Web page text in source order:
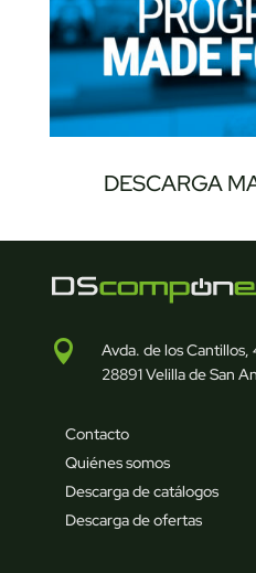
DESCARGA

Avda. de los Cantillos,
28891 Velilla de San
Contacto
Quiénes somos
Descarga de catálogos
Descarga de ofertas